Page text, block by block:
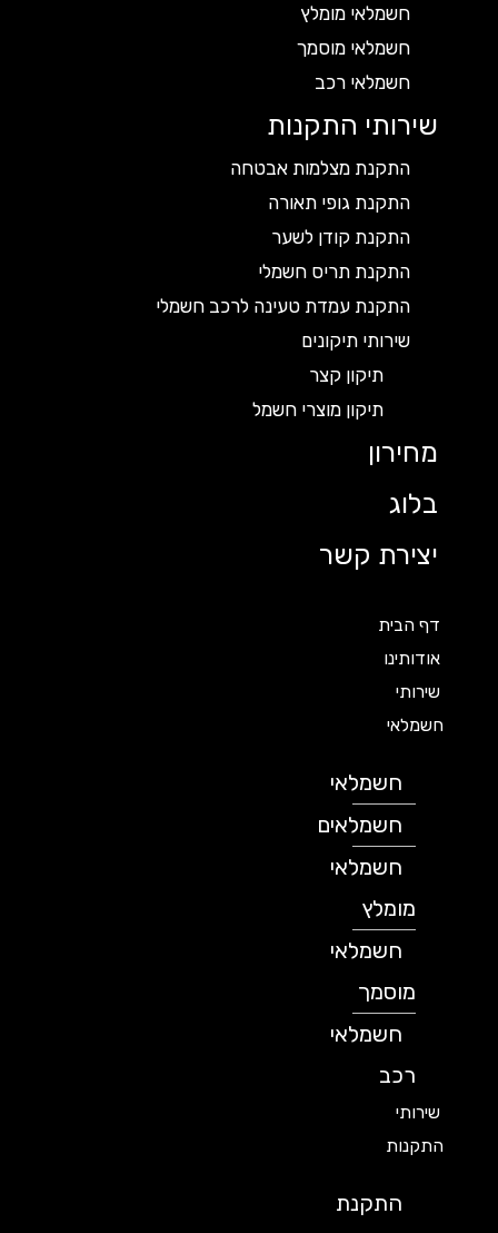
חשמלאי מומלץ
חשמלאי מוסמך
חשמלאי רכב
שירותי התקנות
התקנת מצלמות אבטחה
התקנת גופי תאורה
התקנת קודן לשער
התקנת תריס חשמלי
התקנת עמדת טעינה לרכב חשמלי
שירותי תיקונים
תיקון קצר
תיקון מוצרי חשמל
מחירון
בלוג
יצירת קשר
דף הבית
אודותינו
שירותי
חשמלאי
חשמלאי
חשמלאים
חשמלאי
מומלץ
חשמלאי
מוסמך
חשמלאי
שירותי
התקנות
התקנת